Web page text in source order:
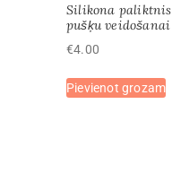
Silikona paliktnis
pušķu veidošanai
€4.00
Pievienot grozam